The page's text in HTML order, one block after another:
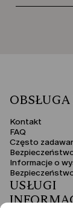
Kontakt
FAQ
Często
Informacje o
USŁUGI